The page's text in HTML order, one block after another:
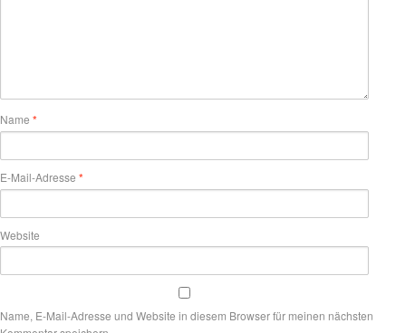
Name *
E-Mail-Adresse *
Website
Name, E-Mail-Adresse und Website in diesem Browser für meinen nächsten